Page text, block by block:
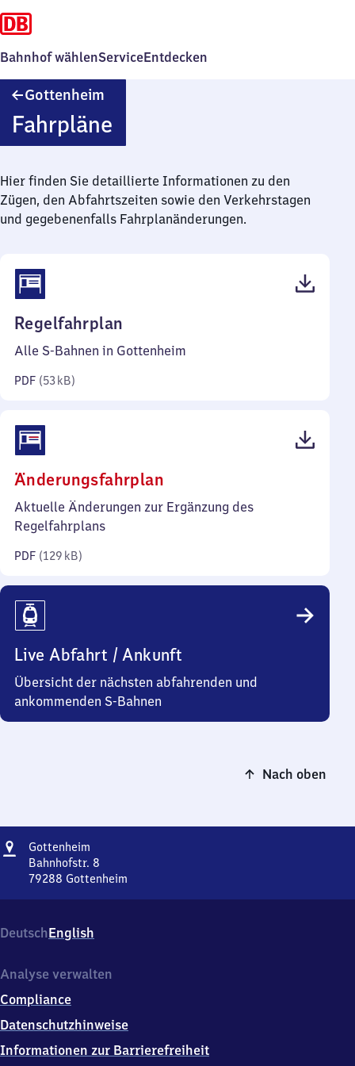
Bahnhof wählenServiceEntdecken
Gottenheim
Fahrpläne
Hier finden Sie detaillierte Informationen zu den
Zügen, den Abfahrtszeiten sowie den Verkehrstagen
und gegebenenfalls Fahrplanänderungen.
Regelfahrplan
53
Alle S-Bahnen in Gottenheim
PDF (53 kB)
Änderungsfahrplan
129
Aktuelle Änderungen zur Ergänzung des
Regelfahrplans
PDF (129 kB)
Live Abfahrt / Ankunft
Übersicht der nächsten abfahrenden und
ankommenden S-Bahnen
Nach oben
Adresse
Gottenheim
Bahnhofstr. 8
79288 Gottenheim
8,
7
2
8
Gottenheim
DeutschEnglish
Analyse verwalten
Compliance
Datenschutzhinweise
Informationen zur Barrierefreiheit